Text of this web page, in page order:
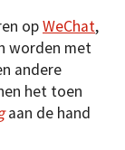
opWeChat,
worden met
andere
het toen
aan de hand